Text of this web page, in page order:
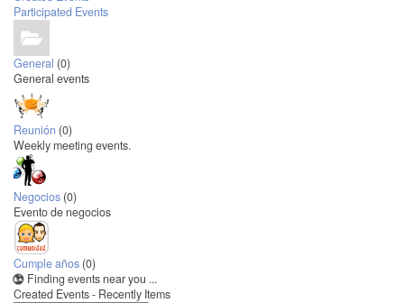
Participated Events
General (0)
General events
Reunión (0)
Weekly meeting events.
Negocios (0)
Evento de negocios
Cumple años (0)
Finding events near you ...
Created Events - Recently Items